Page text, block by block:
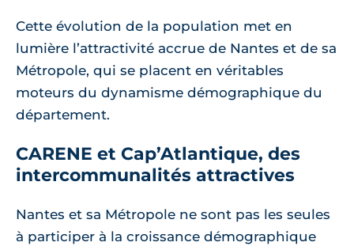
Cette évolution de la population met en
lumière l’attractivité accrue de Nantes et de sa
Métropole, qui se placent en véritables
moteurs du dynamisme démographique du
département.
CARENE et Cap’Atlantique, des
intercommunalités attractives
Nantes et sa Métropole ne sont pas les seules
à participer à la croissance démographique